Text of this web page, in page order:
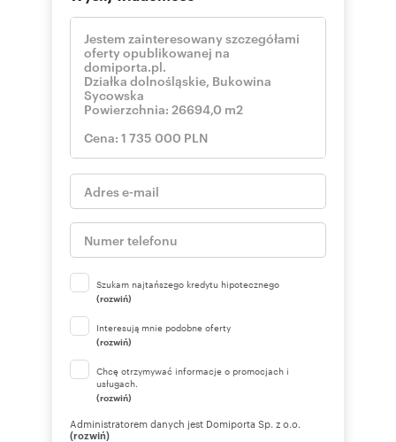
Szukam najtańszego kredytu hipotecznego
(rozwiń)
Interesują mnie podobne oferty
(rozwiń)
Chcę otrzymywać informacje o promocjach i
usługach.
(rozwiń)
Administratorem danych jest Domiporta Sp. z o.o.
(rozwiń)